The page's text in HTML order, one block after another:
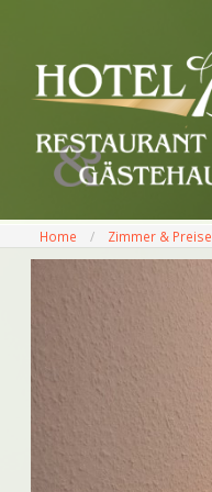
Home Zimmer & Preise